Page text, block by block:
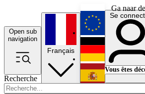
Ga naar
Open sub
navigation
Recherche
Français
English
Deutsch
Español
Se
Vous êtes